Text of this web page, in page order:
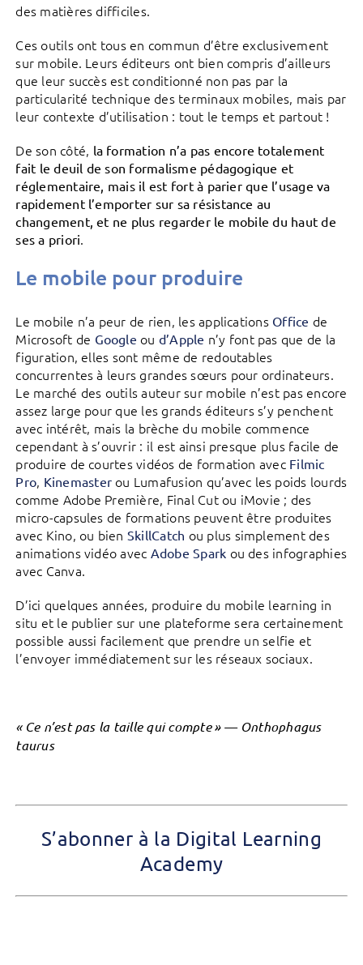
des matières difficiles.
Ces outils ont tous en commun d’être exclusivement
sur mobile. Leurs éditeurs ont bien compris d’ailleurs
que leur succès est conditionné non pas par la
particularité technique des terminaux mobiles, mais par
leur contexte d’utilisation : tout le temps et partout !
De son côté, la formation n’a pas encore totalement
fait le deuil de son formalisme pédagogique et
réglementaire, mais il est fort à parier que l’usage va
rapidement l’emporter sur sa résistance au
changement, et ne plus regarder le mobile du haut de
ses a priori.
Le mobile pour produire
Le mobile n’a peur de rien, les applications Office de
Microsoft de Google ou d’Apple n’y font pas que de la
figuration, elles sont même de redoutables
concurrentes à leurs grandes sœurs pour ordinateurs.
Le marché des outils auteur sur mobile n’est pas encore
assez large pour que les grands éditeurs s’y penchent
avec intérêt, mais la brèche du mobile commence
cependant à s’ouvrir : il est ainsi presque plus facile de
produire de courtes vidéos de formation avec Filmic
Pro, Kinemaster ou Lumafusion qu’avec les poids lourds
comme Adobe Première, Final Cut ou iMovie ; des
micro-capsules de formations peuvent être produites
avec Kino, ou bien SkillCatch ou plus simplement des
animations vidéo avec Adobe Spark ou des infographies
avec Canva.
D’ici quelques années, produire du mobile learning in
situ et le publier sur une plateforme sera certainement
possible aussi facilement que prendre un selfie et
l’envoyer immédiatement sur les réseaux sociaux.
« Ce n’est pas la taille qui compte » — Onthophagus
taurus
S’abonner à la Digital Learning
Academy